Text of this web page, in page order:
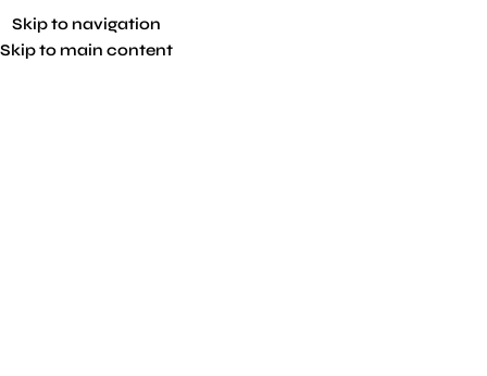
Skip to navigation
Skip to main content